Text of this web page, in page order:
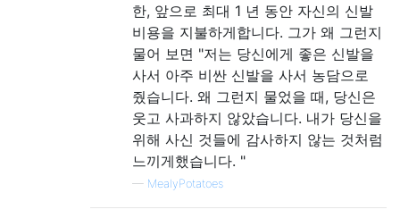
한, 앞으로 최대 1 년 동안 자신의 신발
비용을 지불하게합니다. 그가 왜 그런지
물어 보면 "저는 당신에게 좋은 신발을
사서 아주 비싼 신발을 사서 농담으로
줬습니다. 왜 그런지 물었을 때, 당신은
웃고 사과하지 않았습니다. 내가 당신을
위해 사신 것들에 감사하지 않는 것처럼
느끼게했습니다. "
— MealyPotatoes